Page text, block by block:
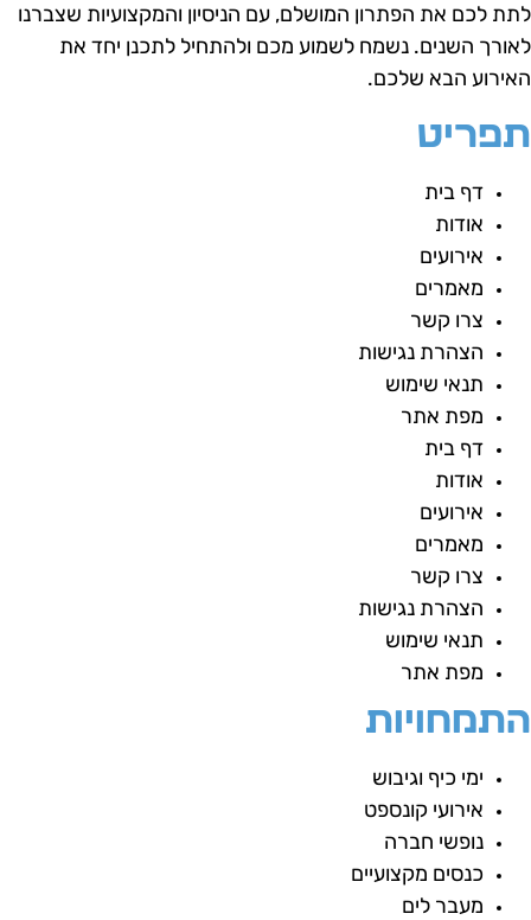
לכם את הפתרון המושלם, עם הניסיון והמקצועיות שצברנו
השנים. נשמח לשמוע מכם ולהתחיל לתכנן יחד את
הבא שלכם.
דף בית
אודות
אירועים
מאמרים
צרו קשר
הצהרת נגישות
תנאי שימוש
מפת אתר
דף בית
אודות
אירועים
מאמרים
צרו קשר
הצהרת נגישות
תנאי שימוש
מפת אתר
ימי כיף וגיבוש
אירועי קונספט
נופשי חברה
כנסים מקצועיים
מעבר לים